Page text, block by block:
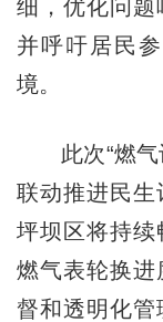
细，优化问题
并呼吁居民
境。
此次“燃气
联动推进民生
坪坝区将持续
燃气表轮换进
督和透明化管